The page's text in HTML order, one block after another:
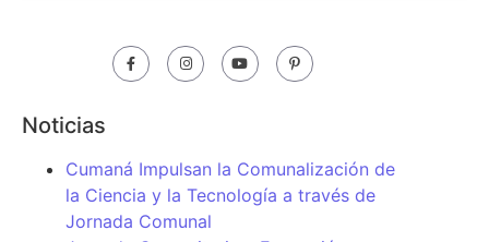
Noticias
Cumaná Impulsan la Comunalización de
la Ciencia y la Tecnología a través de
Jornada Comunal